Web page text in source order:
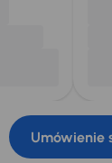
Umówienie